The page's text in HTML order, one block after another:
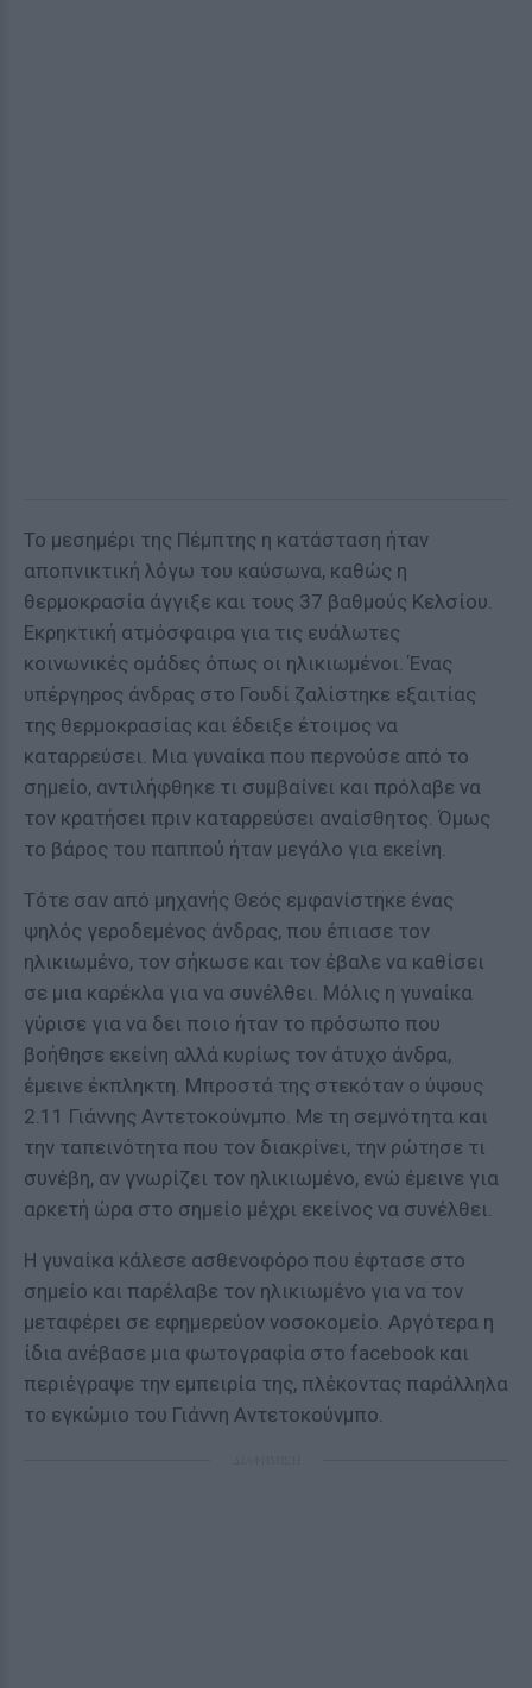
Το μεσημέρι της Πέμπτης η κατάσταση ήταν
αποπνικτική λόγω του καύσωνα, καθώς η
θερμοκρασία άγγιξε και τους 37 βαθμούς Κελσίου.
Εκρηκτική ατμόσφαιρα για τις ευάλωτες
κοινωνικές ομάδες όπως οι ηλικιωμένοι. Ένας
υπέργηρος άνδρας στο Γουδί ζαλίστηκε εξαιτίας
της θερμοκρασίας και έδειξε έτοιμος να
καταρρεύσει. Μια γυναίκα που περνούσε από το
σημείο, αντιλήφθηκε τι συμβαίνει και πρόλαβε να
τον κρατήσει πριν καταρρεύσει αναίσθητος. Όμως
το βάρος του παππού ήταν μεγάλο για εκείνη.
Τότε σαν από μηχανής Θεός εμφανίστηκε ένας
ψηλός γεροδεμένος άνδρας, που έπιασε τον
ηλικιωμένο, τον σήκωσε και τον έβαλε να καθίσει
σε μια καρέκλα για να συνέλθει. Μόλις η γυναίκα
γύρισε για να δει ποιο ήταν το πρόσωπο που
βοήθησε εκείνη αλλά κυρίως τον άτυχο άνδρα,
έμεινε έκπληκτη. Μπροστά της στεκόταν ο ύψους
2.11 Γιάννης Αντετοκούνμπο. Με τη σεμνότητα και
την ταπεινότητα που τον διακρίνει, την ρώτησε τι
συνέβη, αν γνωρίζει τον ηλικιωμένο, ενώ έμεινε για
αρκετή ώρα στο σημείο μέχρι εκείνος να συνέλθει.
Η γυναίκα κάλεσε ασθενοφόρο που έφτασε στο
σημείο και παρέλαβε τον ηλικιωμένο για να τον
μεταφέρει σε εφημερεύον νοσοκομείο. Αργότερα η
ίδια ανέβασε μια φωτογραφία στο facebook και
περιέγραψε την εμπειρία της, πλέκοντας παράλληλα
το εγκώμιο του Γιάννη Αντετοκούνμπο.